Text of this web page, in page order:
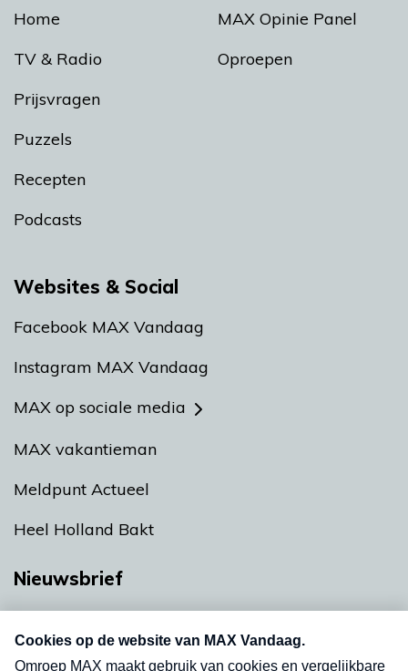
Home
TV & Radio
Prijsvragen
Puzzels
Recepten
Podcasts
MAX Opinie Panel
Oproepen
Websites & Social
Facebook MAX Vandaag
Instagram MAX Vandaag
MAX op sociale media
MAX vakantieman
Meldpunt Actueel
Heel Holland Bakt
Nieuwsbrief
nieuwsbrief. Elke vrijdag- en dinsdagochtend in
uw mailbox.